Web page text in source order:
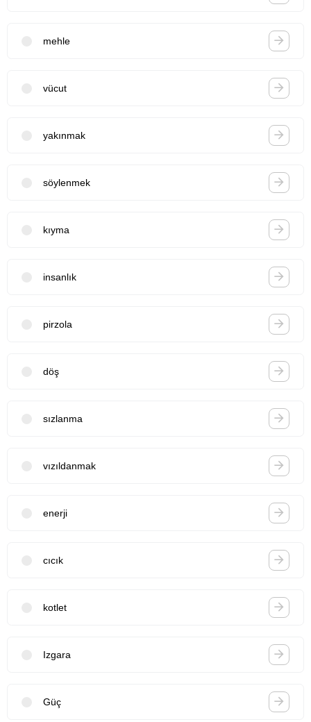
mehle
vücut
yakınmak
söylenmek
kıyma
insanlık
pirzola
döş
sızlanma
vızıldanmak
enerji
cıcık
kotlet
Izgara
Güç